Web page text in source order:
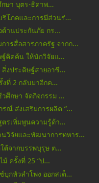
ษา บุตร-ธิดาพ...
โภคและการมีส่วนร่...
ด้านประกันภัย กร...
ารสื่อสารภาครัฐ จากก...
ฐ์คิดค้น ให้นักวิจัยแ...
งประดิษฐ์สายอาชี...
งที่ 2 กลับมาอีกค...
ศึกษา จัดกิจกรรม ...
ณ์ ส่งเสริมการผลิต “...
รเพิ่มพูนความรู้ด้า...
วิจัยและพัฒนาการทหาร...
ต้จากบรรพบุรุษ ต...
ม้ ครั้งที่ 25 “ป...
บุกหัวลำโพง ออกสเต็...